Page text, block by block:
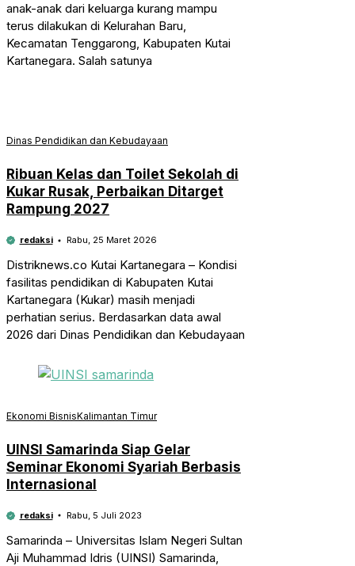
anak-anak dari keluarga kurang mampu
terus dilakukan di Kelurahan Baru,
Kecamatan Tenggarong, Kabupaten Kutai
Kartanegara. Salah satunya
Dinas Pendidikan dan Kebudayaan
Ribuan Kelas dan Toilet Sekolah di
Kukar Rusak, Perbaikan Ditarget
Rampung 2027
redaksi Rabu, 25 Maret 2026
Distriknews.co Kutai Kartanegara – Kondisi
fasilitas pendidikan di Kabupaten Kutai
Kartanegara (Kukar) masih menjadi
perhatian serius. Berdasarkan data awal
2026 dari Dinas Pendidikan dan Kebudayaan
Ekonomi BisnisKalimantan Timur
UINSI Samarinda Siap Gelar
Seminar Ekonomi Syariah Berbasis
Internasional
redaksi Rabu, 5 Juli 2023
Samarinda – Universitas Islam Negeri Sultan
Aji Muhammad Idris (UINSI) Samarinda,